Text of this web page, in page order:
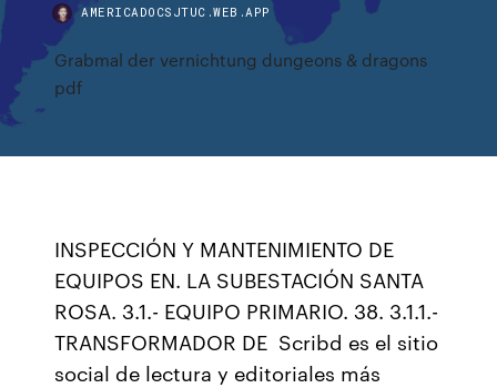
AMERICADOCSJTUC.WEB.APP
Grabmal der vernichtung dungeons & dragons
pdf
INSPECCIÓN Y MANTENIMIENTO DE
EQUIPOS EN. LA SUBESTACIÓN SANTA
ROSA. 3.1.- EQUIPO PRIMARIO. 38. 3.1.1.-
TRANSFORMADOR DE Scribd es el sitio
social de lectura y editoriales más